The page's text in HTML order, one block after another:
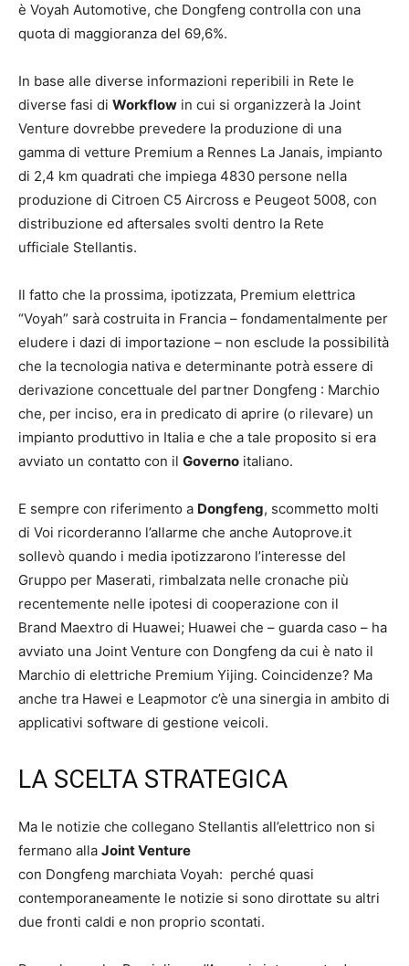
è Voyah Automotive, che Dongfeng controlla con una
quota di maggioranza del 69,6%.
In base alle diverse informazioni reperibili in Rete le
diverse fasi di Workflow in cui si organizzerà la Joint
Venture dovrebbe prevedere la produzione di una
gamma di vetture Premium a Rennes La Janais, impianto
di 2,4 km quadrati che impiega 4830 persone nella
produzione di Citroen C5 Aircross e Peugeot 5008, con
distribuzione ed aftersales svolti dentro la Rete
ufficiale Stellantis.
Il fatto che la prossima, ipotizzata, Premium elettrica
“Voyah” sarà costruita in Francia – fondamentalmente per
eludere i dazi di importazione – non esclude la possibilità
che la tecnologia nativa e determinante potrà essere di
derivazione concettuale del partner Dongfeng : Marchio
che, per inciso, era in predicato di aprire (o rilevare) un
impianto produttivo in Italia e che a tale proposito si era
avviato un contatto con il Governo italiano.
E sempre con riferimento a Dongfeng, scommetto molti
di Voi ricorderanno l’allarme che anche Autoprove.it
sollevò quando i media ipotizzarono l’interesse del
Gruppo per Maserati, rimbalzata nelle cronache più
recentemente nelle ipotesi di cooperazione con il
Brand Maextro di Huawei; Huawei che – guarda caso – ha
avviato una Joint Venture con Dongfeng da cui è nato il
Marchio di elettriche Premium Yijing. Coincidenze? Ma
anche tra Hawei e Leapmotor c’è una sinergia in ambito di
applicativi software di gestione veicoli.
LA SCELTA STRATEGICA
Ma le notizie che collegano Stellantis all’elettrico non si
fermano alla Joint Venture
con Dongfeng marchiata Voyah: perché quasi
contemporaneamente le notizie si sono dirottate su altri
due fronti caldi e non proprio scontati.